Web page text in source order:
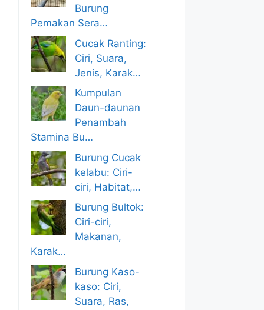
Burung
Pemakan Sera…
Cucak Ranting:
Ciri, Suara,
Jenis, Karak…
Kumpulan
Daun-daunan
Penambah
Stamina Bu…
Burung Cucak
kelabu: Ciri-
ciri, Habitat,…
Burung Bultok:
Ciri-ciri,
Makanan,
Karak…
Burung Kaso-
kaso: Ciri,
Suara, Ras,